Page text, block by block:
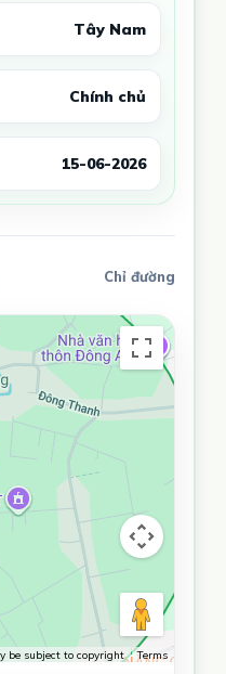
Tây Nam
Chính chủ
15-06-2026
Chỉ đường
be subject to copyright Terms